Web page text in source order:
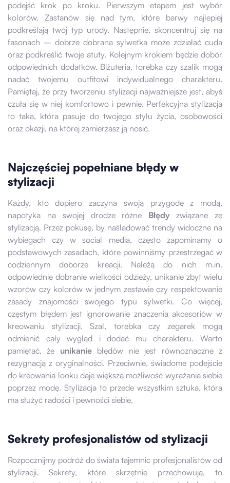
podejść krok po kroku. Pierwszym etapem jest wybór
kolorów. Zastanów się nad tym, które barwy najlepiej
podkreślają twój typ urody. Następnie, skoncentruj się na
fasonach – dobrze dobrana sylwetka może zdziałać cuda
oraz podkreślić twoje atuty. Kolejnym krokiem będzie dobór
odpowiednich dodatków. Biżuteria, torebka czy szalik mogą
nadać twojemu outfitowi indywidualnego charakteru.
Pamiętaj, że przy tworzeniu stylizacji najważniejsze jest, abyś
czuła się w niej komfortowo i pewnie. Perfekcyjna stylizacja
to taka, która pasuje do twojego stylu życia, osobowości
oraz okazji, na której zamierzasz ją nosić.
Najczęściej popełniane błędy w
stylizacji
Każdy, kto dopiero zaczyna swoją przygodę z modą,
napotyka na swojej drodze różne Błędy związane ze
stylizacją. Przez pokusę, by naśladować trendy widoczne na
wybiegach czy w social media, często zapominamy o
podstawowych zasadach, które powinniśmy przestrzegać w
codziennym doborze kreacji. Należą do nich m.in.
odpowiednie dobranie wielkości odzieży, unikanie zbyt wielu
wzorów czy kolorów w jednym zestawie czy respektowanie
zasady znajomości swojego typu sylwetki. Co więcej,
częstym błędem jest ignorowanie znaczenia akcesoriów w
kreowaniu stylizacji. Szal, torebka czy zegarek mogą
odmienić cały wygląd i dodać mu charakteru. Warto
pamiętać, że unikaniebłędów nie jest równoznaczne z
rezygnacją z oryginalności. Przeciwnie, świadome podejście
do kreowania looku daje większą możliwość wyrażania siebie
poprzez modę. Stylizacja to przede wszystkim sztuka, która
ma służyć radości i pewności siebie.
Sekrety profesjonalistów od stylizacji
Rozpocznijmy podróż do świata tajemnic profesjonalistów od
stylizacji. Sekrety, które skrzętnie przechowują, to